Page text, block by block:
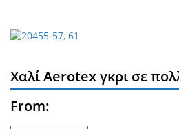
Χαλί Aerotex γκρι σε
From: